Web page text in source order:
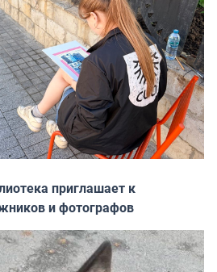
приглашает к
и фотографов